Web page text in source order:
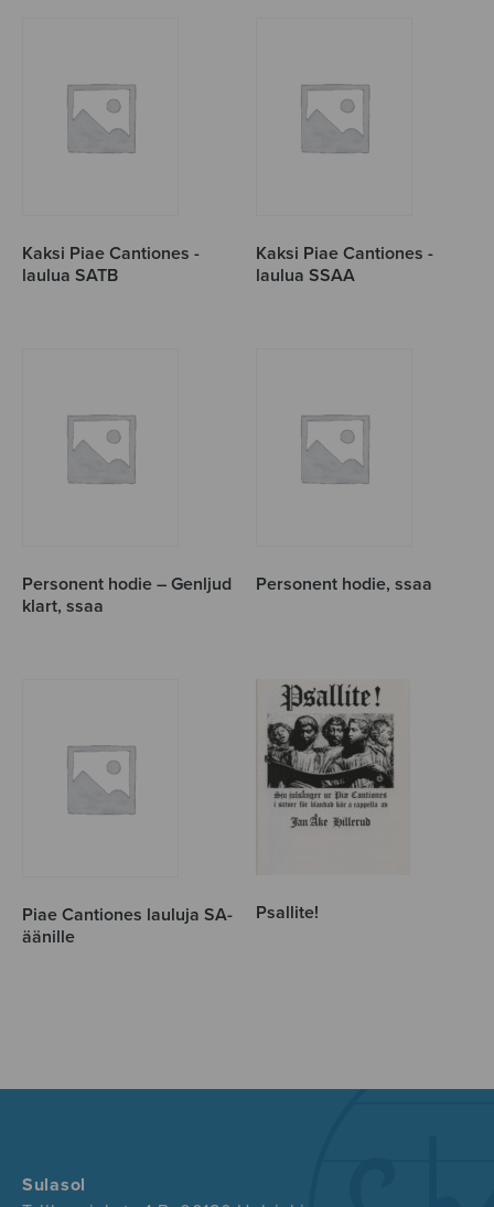
Kaksi Piae Cantiones -
laulua SATB
Kaksi Piae Cantiones -
laulua SSAA
Personent hodie – Genljud
klart, ssaa
Personent hodie, ssaa
Piae Cantiones lauluja SA-
äänille
Psallite!
Sulasol